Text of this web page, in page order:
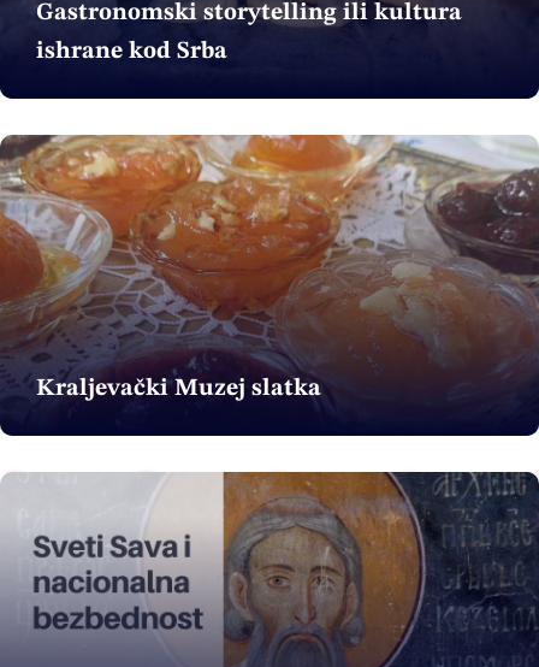
Gastronomski storytelling ili kultura
ishrane kod Srba
Kraljevački Muzej slatka